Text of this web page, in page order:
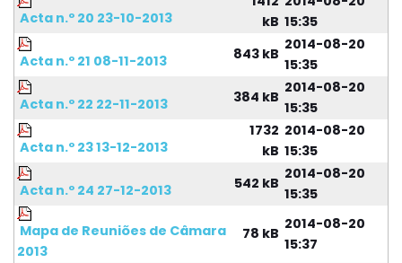
Acta n.º 20 23-10-2013
kB 15:35
Acta n.º 21 08-11-2013 843 kB
2014-08-20
15:35
Acta n.º 22 22-11-2013 384 kB
2014-08-20
15:35
Acta n.º 23 13-12-2013
1732
kB
2014-08-20
15:35
Acta n.º 24 27-12-2013 542 kB
2014-08-20
15:35
Mapa de Reuniões de Câmara
2013
78 kB
2014-08-20
15:37